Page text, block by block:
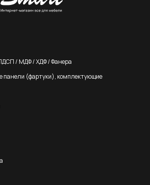
/ МДФ / ХДФ / Фанера
панели (фартуки), комплектующие